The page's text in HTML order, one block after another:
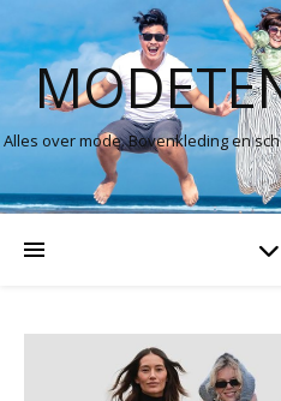
Alles over mode. Bovenkleding en